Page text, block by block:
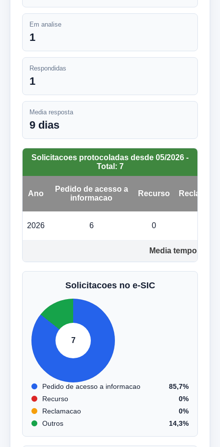
Em analise
1
Respondidas
1
Media resposta
9 dias
Solicitacoes protocoladas desde 05/2026 -
Total: 7
Ano
Pedido de acesso a
informacao
Recurso
2026 6 0
Media tempo de
Solicitacoes no e-SIC
7
Pedido de acesso a informacao
85,7%
Recurso
0%
Reclamacao
0%
Outros
14,3%